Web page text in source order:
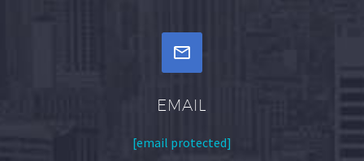


EMAIL
[email protected]